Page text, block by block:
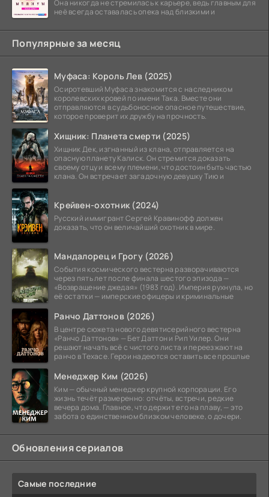
Она никогда не стремилась к карьере, ведь главным для
неё всегда оставалась опека над близкими и
Популярные за месяц
Муфаса: Король Лев (2025)
Осиротевший Муфаса знакомится с наследником
королевских кровей по имени Така. Вместе они
отправляются в судьбоносное опасное путешествие,
которое проверит их дружбу на прочность.
Хищник: Планета смерти (2025)
Хищник Дек, изгнанный из клана, отправляется на
опасную планету Калиск. Он стремится доказать
своему отцу и всему племени, что достоин быть частью
клана. Он встречает загадочную девушку Тию и
Крейвен-охотник (2024)
Русский иммигрант Сергей Кравинофф должен
доказать, что он величайший охотник в мире.
Мандалорец и Грогу (2026)
События космического вестерна разворачиваются
через пять лет после финала шестого эпизода —
«Возвращение джедая» (1983 год). Империя рухнула, но
её остатки — имперские офицеры и криминальные
Ранчо Даттонов (2026)
В центре сюжета нового девятисерийного вестерна
«Ранчо Даттонов» — Бет Даттон и Рип Уилер. Они
решают начать всё с чистого листа и переезжают на
ранчо в Техасе. Герои надеются оставить все прошлые
Менеджер Ким (2026)
Ким — обычный менеджер крупной корпорации. Его
жизнь течёт размеренно: отчёты, встречи, редкие
вечера дома. Главное, что держит его на плаву, — это
забота о единственном близком человеке, о дочери.
Обновления сериалов
Самые последние